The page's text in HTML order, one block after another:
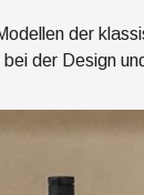
der
der Design